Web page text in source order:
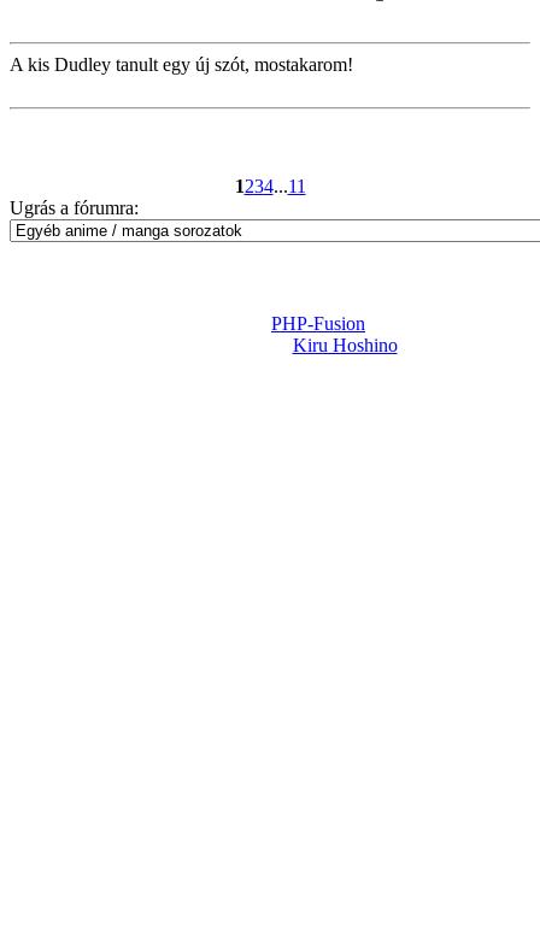
A kis Dudley tanult egy új szót, mostakarom!
1234...11
Ugrás a fórumra:
PHP-Fusion
Kiru Hoshino